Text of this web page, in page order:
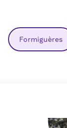
Formiguères